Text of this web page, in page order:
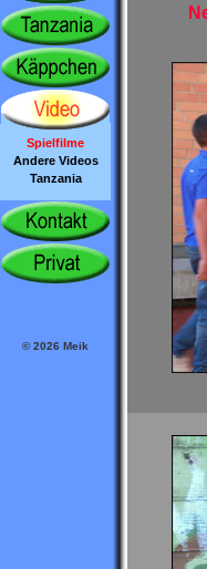
Spielfilme
Andere Videos
Tanzania
© 2026 Meik